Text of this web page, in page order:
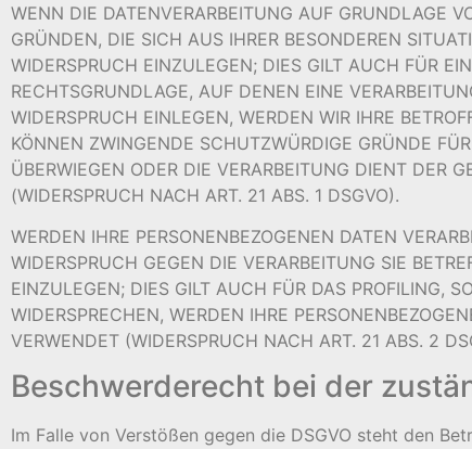
WENN DIE DATENVERARBEITUNG AUF GRUNDLAGE
GRÜNDEN, DIE SICH AUS IHRER BESONDEREN
WIDERSPRUCH EINZULEGEN; DIES GILT AUCH FÜR
RECHTSGRUNDLAGE, AUF DENEN EINE
WIDERSPRUCH EINLEGEN, WERDEN WIR IHRE
KÖNNEN ZWINGENDE SCHUTZWÜRDIGE GRÜNDE
ÜBERWIEGEN ODER DIE VERARBEITUNG DIENT DER
(WIDERSPRUCH NACH ART. 21 ABS. 1 DSGVO).
WERDEN IHRE PERSONENBEZOGENEN DATEN
WIDERSPRUCH GEGEN DIE VERARBEITUNG SIE
EINZULEGEN; DIES GILT AUCH FÜR DAS PROFILING,
WIDERSPRECHEN, WERDEN IHRE
VERWENDET (WIDERSPRUCH NACH ART. 21 ABS. 2
Beschwerderecht bei der
Im Falle von Verstößen gegen die DSGVO steht den